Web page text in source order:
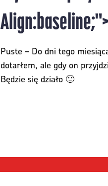
Puste – Do dni tego
dotarłem, ale gdy on
Będzie się działo 🙂